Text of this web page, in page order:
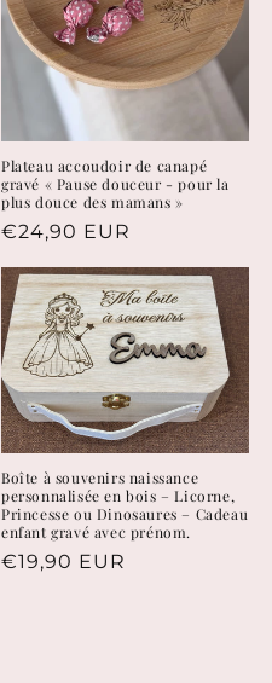
Plateau accoudoir de canapé
gravé « Pause douceur - pour la
plus douce des mamans »
Prix
€24,90 EUR
Boîte à souvenirs naissance
personnalisée en bois – Licorne,
Princesse ou Dinosaures – Cadeau
enfant gravé avec prénom.
Prix
€19,90 EUR